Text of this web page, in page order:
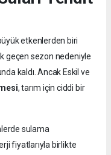
etkenlerden biri
geçen sezon nedeniyle
kaldı. Ancak Eskil ve
, tarım için ciddi bir
sulama
fiyatlarıyla birlikte